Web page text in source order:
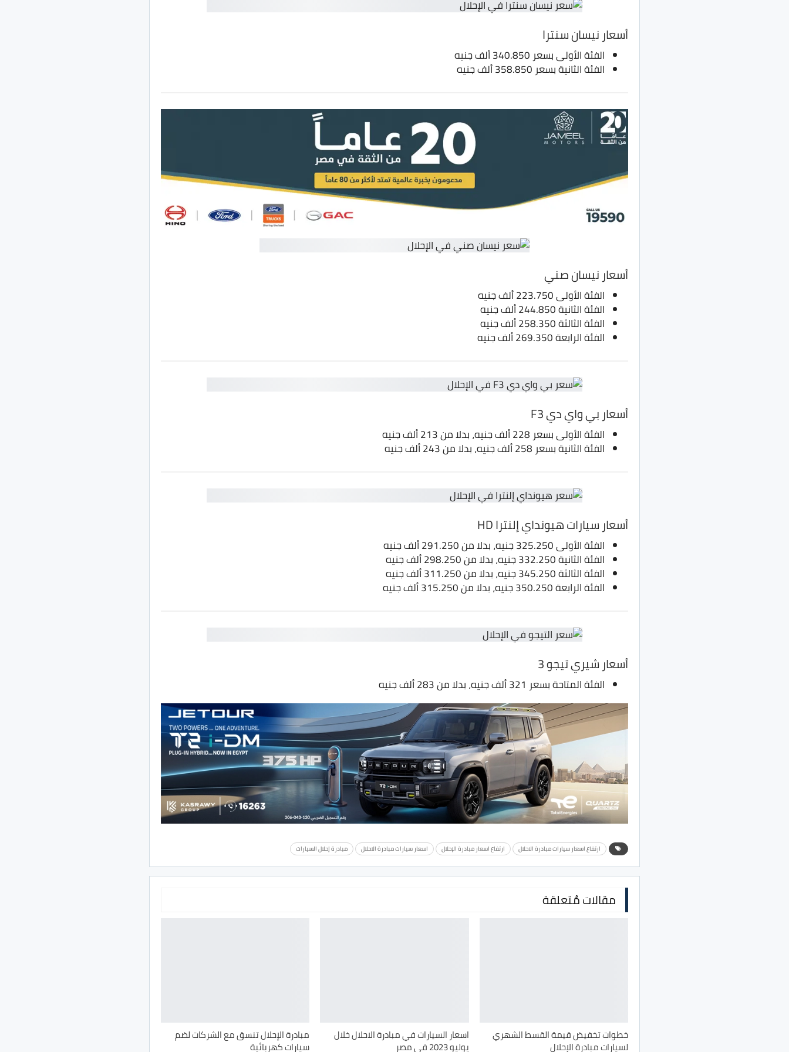
أسعار نيسان سنترا
الفئة الأولى بسعر 340.850 ألف جنيه
الفئة الثانية بسعر 358.850 ألف جنيه
أسعار نيسان صني
الفئة الأولى 223.750 ألف جنيه
الفئة الثانية 244.850 ألف جنيه
الفئة الثالثة 258.350 ألف جنيه
الفئة الرابعة 269.350 ألف جنيه
أسعار بي واي دي F3
الفئة الأولى بسعر 228 ألف جنيه، بدلا من 213 ألف جنيه
الفئة الثانية بسعر 258 ألف جنيه، بدلا من 243 ألف جنيه
أسعار سيارات هيونداي إلنترا HD
الفئة الأولى 325.250 جنيه، بدلا من 291.250 ألف جنيه
الفئة الثانية 332.250 جنيه، بدلا من 298.250 ألف جنيه
الفئة الثالثة 345.250 جنيه، بدلا من 311.250 ألف جنيه
الفئة الرابعة 350.250 جنيه، بدلا من 315.250 ألف جنيه
أسعار شيري تيجو 3
الفئة المتاحة بسعر 321 ألف جنيه، بدلا من 283 ألف جنيه
ارتفاع اسعار سيارات مبادرة الاحلال ارتفاع اسعار مبادرة الإحلال اسعار سيارات مبادرة الاحلال مبادرة إحلال السيارات
مقالات مُتعلقة
خطوات تخفيض قيمة القسط الشهري
لسيارات مبادرة الإحلال
اسعار السيارات في مبادرة الاحلال خلال
يوليو 2023 في مصر
مبادرة الإحلال تنسق مع الشركات لضم
سيارات كهربائية